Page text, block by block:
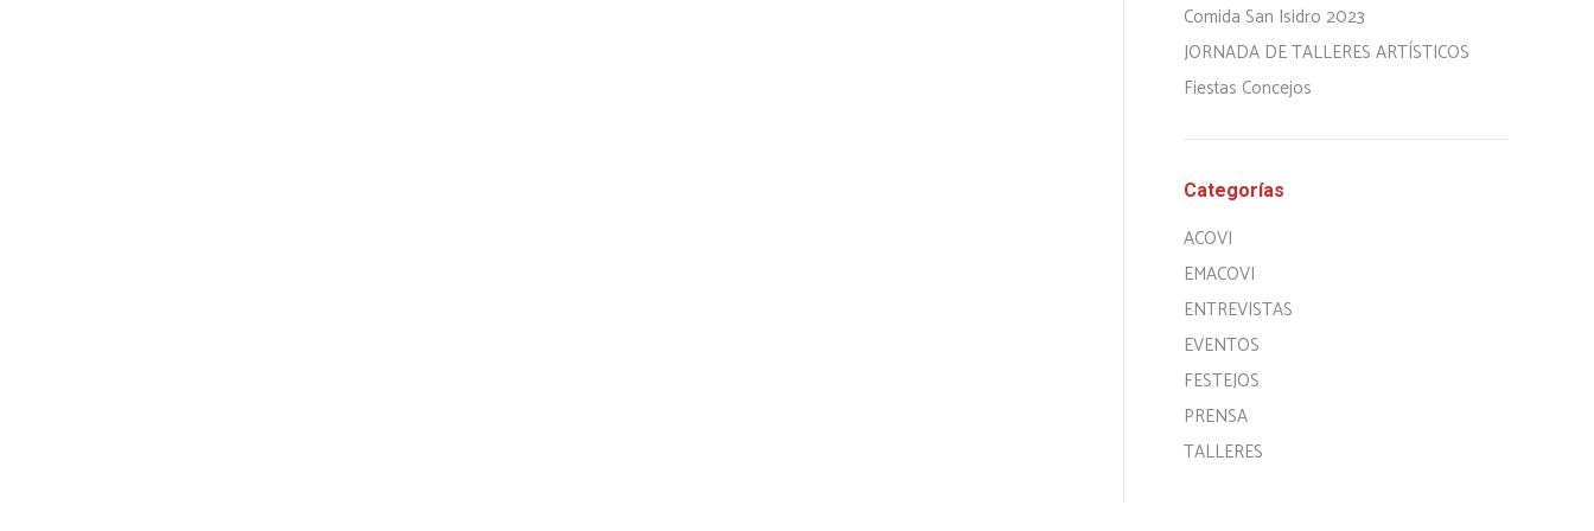
Comida San Isidro 2023
JORNADA DE TALLERES ARTÍSTICOS
Fiestas Concejos
Categorías
ACOVI
EMACOVI
ENTREVISTAS
EVENTOS
FESTEJOS
PRENSA
TALLERES